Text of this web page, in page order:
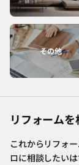
その他
リフォームを
これからリフォ
ロに相談したいは